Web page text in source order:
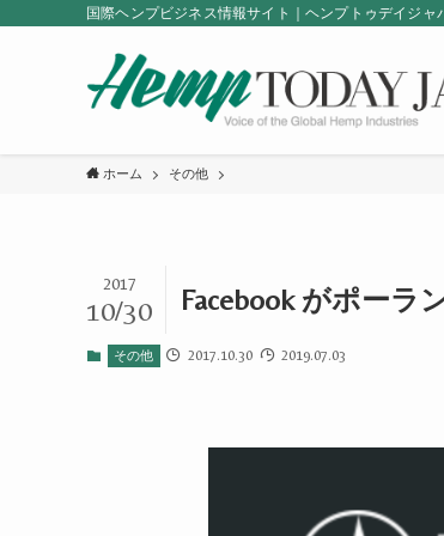
国際ヘンプビジネス情報サイト｜ヘンプトゥデイジャ
ホーム その他
Facebook がポーラ
2017
10/30
その他 2017.10.30 2019.07.03